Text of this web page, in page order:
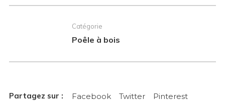
Catégorie
Poêle à bois
Facebook Twitter
Pinterest